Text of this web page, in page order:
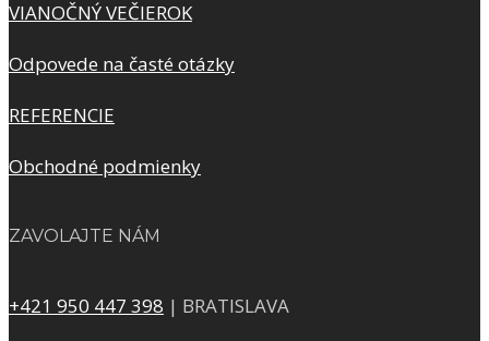
VIANOČNÝ VEČIEROK
Odpovede na časté otázky
REFERENCIE
Obchodné podmienky
ZAVOLAJTE NÁM
+421 950 447 398 | BRATISLAVA